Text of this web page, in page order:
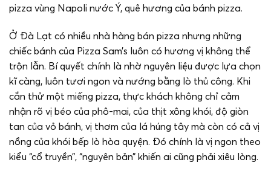
pizza vùng Napoli nước Ý, quê hương của bánh pizza.
Ở Đà Lạt có nhiều nhà hàng bán pizza nhưng những
chiếc bánh của Pizza Sam’s luôn có hương vị không thể
trộn lẫn. Bí quyết chính là nhờ nguyên liệu được lựa chọn
kĩ càng, luôn tươi ngon và nướng bằng lò thủ công. Khi
cắn thử một miếng pizza, thực khách không chỉ cảm
nhận rõ vị béo của phô-mai, của thịt xông khói, độ giòn
tan của vỏ bánh, vị thơm của lá húng tây mà còn có cả vị
nồng của khói bếp lò hòa quyện. Đó chính là vị ngon theo
kiểu “cổ truyền”, “nguyên bản” khiến ai cũng phải xiêu lòng.